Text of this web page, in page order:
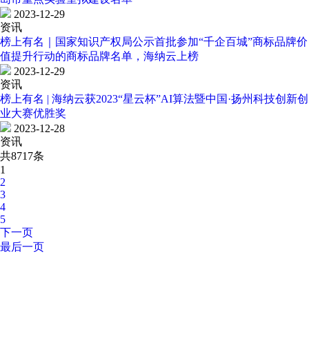
2023-12-29
资讯
榜上有名｜国家知识产权局公示首批参加“千企百城”商标品牌价
值提升行动的商标品牌名单，海纳云上榜
2023-12-29
资讯
榜上有名 | 海纳云获2023“星云杯”AI算法暨中国·扬州科技创新创
业大赛优胜奖
2023-12-28
资讯
共8717条
1
2
3
4
5
下一页
最后一页